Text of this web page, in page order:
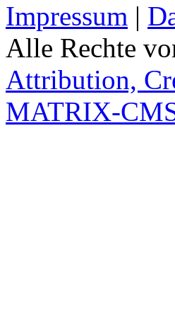
Impressum |
Alle Rechte
Attribution,
MATRIX-